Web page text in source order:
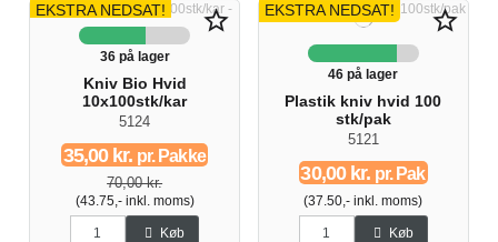
EKSTRA NEDSAT!
star_border
36 på lager
Kniv Bio Hvid
10x100stk/kar
5124
35,00 kr. pr. Pakke
70,00 kr.
(43.75,- inkl. moms)
Køb
EKSTRA NEDSAT! star_border
46 på lager
Plastik kniv hvid 100
stk/pak
5121
30,00 kr. pr. Pak
(37.50,- inkl. moms)
Køb